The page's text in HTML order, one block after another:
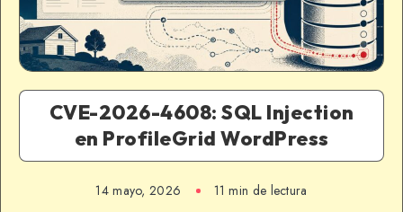
CVE-2026-4608: SQL Injection
en ProfileGrid WordPress
14 mayo, 2026
11 min de lectura